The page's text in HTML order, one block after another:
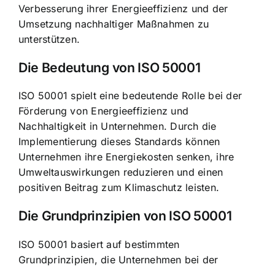
Verbesserung ihrer Energieeffizienz und der
Umsetzung nachhaltiger Maßnahmen zu
unterstützen.
Die Bedeutung von ISO 50001
ISO 50001 spielt eine bedeutende Rolle bei der
Förderung von Energieeffizienz und
Nachhaltigkeit in Unternehmen. Durch die
Implementierung dieses Standards können
Unternehmen ihre Energiekosten senken, ihre
Umweltauswirkungen reduzieren und einen
positiven Beitrag zum Klimaschutz leisten.
Die Grundprinzipien von ISO 50001
ISO 50001 basiert auf bestimmten
Grundprinzipien, die Unternehmen bei der